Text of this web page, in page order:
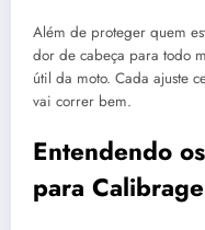
Além de proteger quem
dor de cabeça para todo
útil da moto. Cada ajuste
vai correr bem.
Entendendo
para